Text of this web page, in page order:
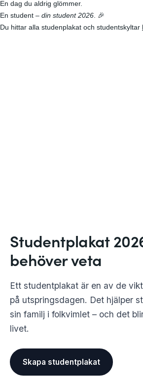
En dag du aldrig glömmer.
En student – din student 2026 . 🎉
Du hittar alla studenplakat och studentskyltar
Studentplakat
behöver veta
Ett studentplakat är en av de
på utspringsdagen. Det hjälper
sin familj i folkvimlet – och det
livet.
Skapa studentplakat